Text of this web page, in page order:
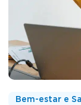
Bem-estar e